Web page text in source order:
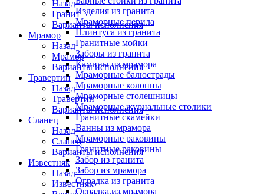
Изделия из гранита
Мраморные перила
Плинтуса из гранита
Гранитные мойки
Заборы из гранита
Камины из мрамора
Мраморные балюстрады
Мраморные колонны
Мраморные столешницы
Мраморные журнальные столики
Гранитные скамейки
Ванны из мрамора
Мраморные раковины
Гранитные раковины
Забор из гранита
Забор из мрамора
Оградка из гранита
Оградка из мрамора
Назад
Гранит
Варианты исполнения
Мрамор
Назад
Мрамор
Варианты исполнения
Травертин
Назад
Травертин
Варианты исполнения
Сланец
Назад
Сланец
Варианты исполнения
Известняк
Назад
Известняк